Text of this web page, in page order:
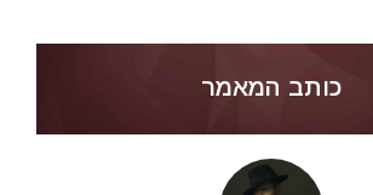
כותב המאמר